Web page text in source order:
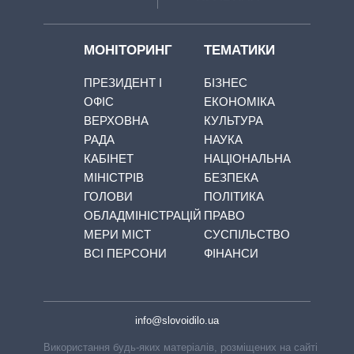
МОНІТОРИНГ
ПРЕЗИДЕНТ І
ОФІС
ВЕРХОВНА
РАДА
КАБІНЕТ
МІНІСТРІВ
ГОЛОВИ
ОБЛАДМІНІСТРАЦІЙ
МЕРИ МІСТ
ВСІ ПЕРСОНИ
ТЕМАТИКИ
БІЗНЕС
ЕКОНОМІКА
КУЛЬТУРА
НАУКА
НАЦІОНАЛЬНА
БЕЗПЕКА
ПОЛІТИКА
ПРАВО
СУСПІЛЬСТВО
ФІНАНСИ
info@slovoidilo.ua
Використання будь-яких матеріалів, розміщених на сайті,